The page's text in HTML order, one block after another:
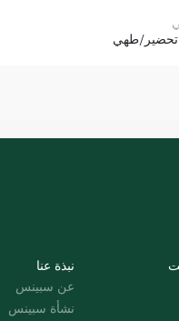
تحضير/طهي
نبذة عنا
عن سبينس
نشأة سبينس